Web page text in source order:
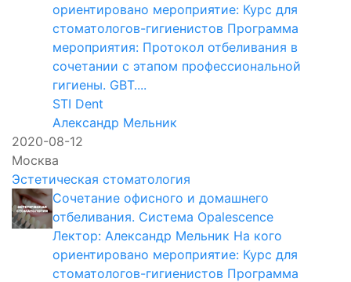
ориентировано мероприятие: Курс для
стоматологов-гигиенистов Программа
мероприятия: Протокол отбеливания в
сочетании с этапом профессиональной
гигиены. GBT....
STI Dent
Александр Мельник
2020-08-12
Москва
Эстетическая стоматология
Сочетание офисного и домашнего
отбеливания. Система Opalescence
Лектор: Александр Мельник На кого
ориентировано мероприятие: Курс для
стоматологов-гигиенистов Программа